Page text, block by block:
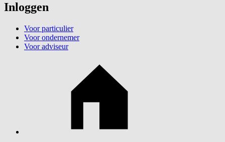
Inloggen
Voor particulier
Voor ondernemer
Voor adviseur